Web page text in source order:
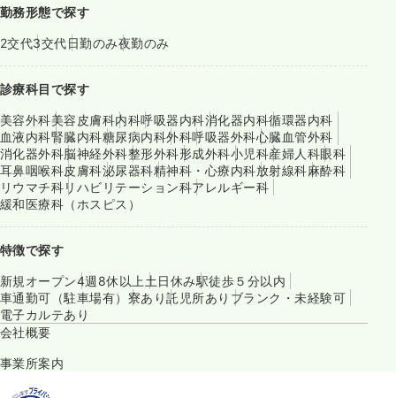
勤務形態で探す
2交代3交代日勤のみ夜勤のみ
診療科目で探す
美容外科美容皮膚科内科呼吸器内科消化器内科循環器内科
血液内科腎臓内科糖尿病内科外科呼吸器外科心臓血管外科
消化器外科脳神経外科整形外科形成外科小児科産婦人科眼科
耳鼻咽喉科皮膚科泌尿器科精神科・心療内科放射線科麻酔科
リウマチ科リハビリテーション科アレルギー科
緩和医療科（ホスピス）
特徴で探す
新規オープン4週8休以上 土日休み駅徒歩５分以内
車通勤可（駐車場有） 寮あり託児所あり ブランク・未経験可
電子カルテあり
会社概要
事業所案内